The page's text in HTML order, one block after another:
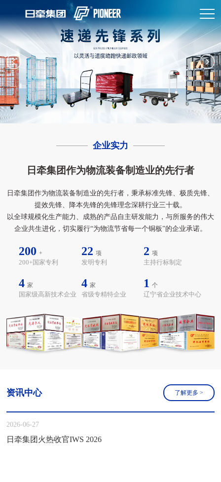
企业实力
日牵集团作为物流装备制造业的先行者
日牵集团作为物流装备制造业的先行者，秉承标准先锋、极质先锋、
提效先锋、降本先锋的先锋理念深耕行业三十载。
以全球规模化生产能力、成熟的产品自主研发能力，与所服务的伟大
企业共生进化，切实履行“为物流节省每一个铜板”的企业承诺。
200 +
200+国家专利
22 项
发明专利
2 项
主持行标制定
4 家
国家级高新技术企业
4 家
省级专精特企业
1 个
辽宁省企业技术中心
资讯中心 了解更多 >
2026-06-27
日牵集团火热收官IWS 2026